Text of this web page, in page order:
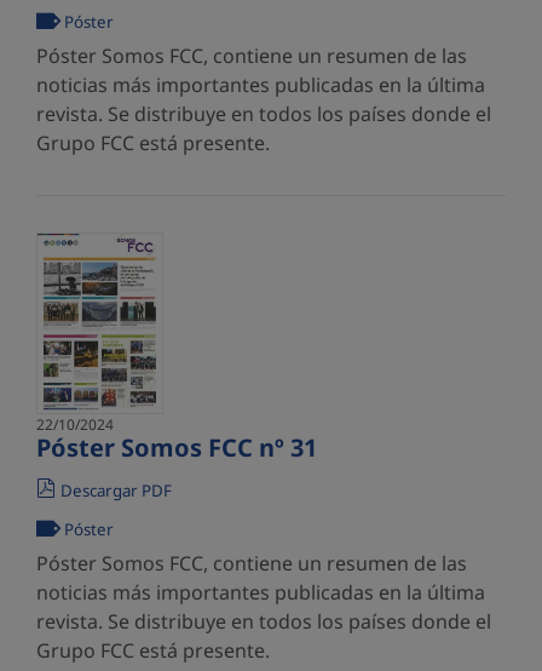
Póster
Póster Somos FCC, contiene un resumen de las
noticias más importantes publicadas en la última
revista. Se distribuye en todos los países donde el
Grupo FCC está presente.
22/10/2024
Póster Somos FCC nº 31
Descargar PDF
Póster
Póster Somos FCC, contiene un resumen de las
noticias más importantes publicadas en la última
revista. Se distribuye en todos los países donde el
Grupo FCC está presente.